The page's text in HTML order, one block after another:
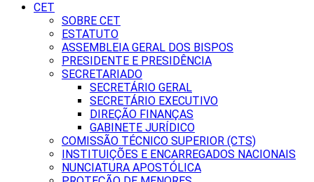
CET
SOBRE CET
ESTATUTO
ASSEMBLEIA GERAL DOS BISPOS
PRESIDENTE E PRESIDÊNCIA
SECRETARIADO
SECRETÁRIO GERAL
SECRETÁRIO EXECUTIVO
DIREÇÃO FINANÇAS
GABINETE JURÍDICO
COMISSÃO TÉCNICO SUPERIOR (CTS)
INSTITUIÇÕES E ENCARREGADOS NACIONAIS
NUNCIATURA APOSTÓLICA